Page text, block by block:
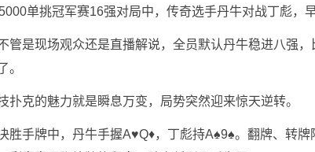
单挑冠军赛16强对局中，传奇选手丹牛对战丁彪，
管是现场观众还是直播解说，全员默认丹牛稳进八强
。
扑克的魅力就是瞬息万变，局势突然迎来惊天逆转。
胜手牌中，丹牛手握A♥Q♦，丁彪持A♠9♠。翻牌、转